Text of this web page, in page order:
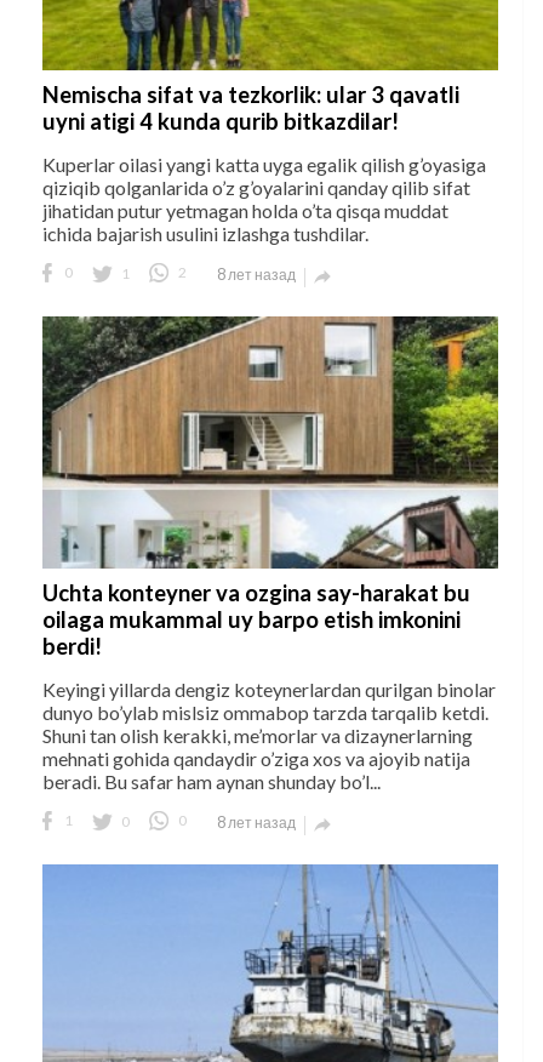
Nemischa sifat va tezkorlik: ular 3 qavatli
uyni atigi 4 kunda qurib bitkazdilar!
Kuperlar oilasi yangi katta uyga egalik qilish g’oyasiga
qiziqib qolganlarida o’z g’oyalarini qanday qilib sifat
jihatidan putur yetmagan holda o’ta qisqa muddat
ichida bajarish usulini izlashga tushdilar.
0 1 2 8 лет назад 
Uchta konteyner va ozgina say-harakat bu
oilaga mukammal uy barpo etish imkonini
berdi!
Keyingi yillarda dengiz koteynerlardan qurilgan binolar
dunyo bo’ylab mislsiz ommabop tarzda tarqalib ketdi.
Shuni tan olish kerakki, me’morlar va dizaynerlarning
mehnati gohida qandaydir o’ziga xos va ajoyib natija
beradi. Bu safar ham aynan shunday bo’l...
1 0 0 8 лет назад 